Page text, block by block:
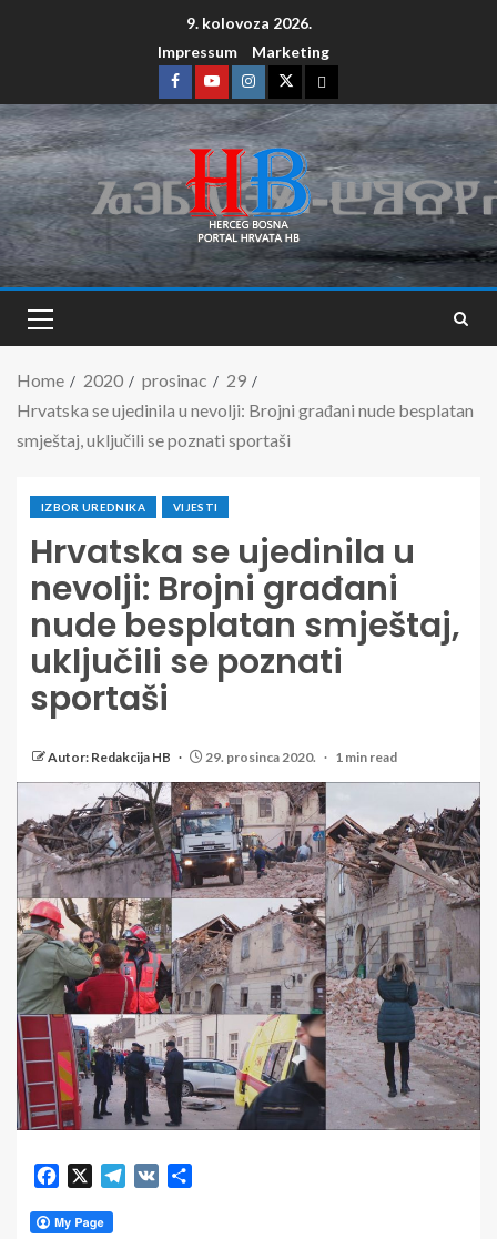
9. kolovoza 2026.
Impressum
Marketing
Home 2020 prosinac
29
Hrvatska se ujedinila u nevolji: Brojni građani nude besplatan
smještaj, uključili se poznati sportaši
IZBOR UREDNIKA VIJESTI
Hrvatska se ujedinila u
nevolji: Brojni građani
nude besplatan smještaj,
uključili se poznati
sportaši
Autor: Redakcija HB 29. prosinca 2020. 1 min read
Facebook Telegram
VK